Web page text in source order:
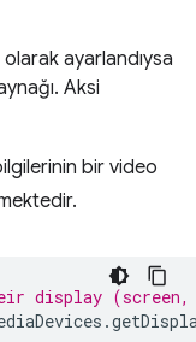
olarak ayarlandıysa
Aksi
bir video
display (screen,
.